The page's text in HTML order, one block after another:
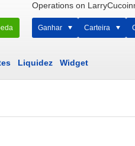
Operations on
Ganhar Carteira
Liquidez Widget